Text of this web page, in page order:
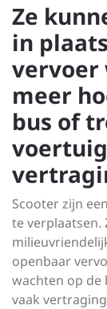
Ze
in
vervoer
meer
bus of
Scooter zijn
te verplaatsen.
openbaar
wachten op
vaak